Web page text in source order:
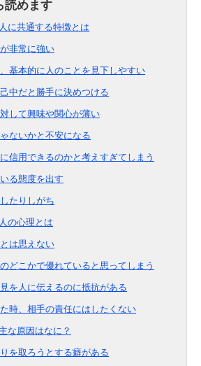
に共通する特徴とは
非常に強い
基本的に人のことを見下しやすい
中だと勝手に決めつける
して興味や関心が薄い
ないかと不安になる
信用できるのかと考えすぎてしまう
る態度を出す
たりしがち
の心理とは
は思えない
どこかで優れていると思ってしまう
を人に伝えるのに抵抗がある
時、相手の責任にはしたくない
な原因はなに？
を取ろうとする癖がある